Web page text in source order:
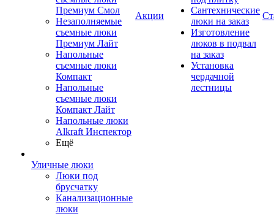
Премиум Смол
Незаполняемые
съемные люки
Премиум Лайт
Напольные
съемные люки
Компакт
Напольные
съемные люки
Компакт Лайт
Напольные люки
Alkraft Инспектор
Ещё
Уличные люки
Люки под
брусчатку
Канализационные
люки
Акции
Сантехнические
люки на заказ
Изготовление
люков в подвал
на заказ
Установка
чердачной
лестницы